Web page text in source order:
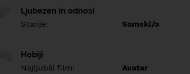
Ljubezen in odnosi
Stanje:
Samski/a
Hobiji
Najljubši film:
Avatar